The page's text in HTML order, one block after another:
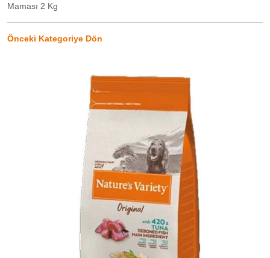
Maması 2 Kg
Önceki Kategoriye Dön